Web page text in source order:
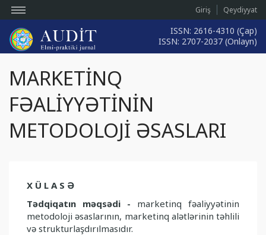
Giriş Qeydiyyat
ISSN: 2616-4310 (Çap)
ISSN: 2707-2037 (Onlayn)
MARKETİNQ
FƏALİYYƏTİNİN
METODOLOJİ ƏSASLARI
X Ü L A S Ə
Tədqiqatın məqsədi - marketinq fəaliyyətinin
metodoloji əsaslarının, marketinq alətlə­rinin təhlili
və strukturlaşdırılmasıdır.